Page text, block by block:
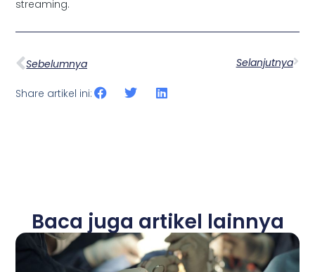
streaming.
Sebelumnya Selanjutnya
Share artikel ini:
Baca juga artikel lainnya